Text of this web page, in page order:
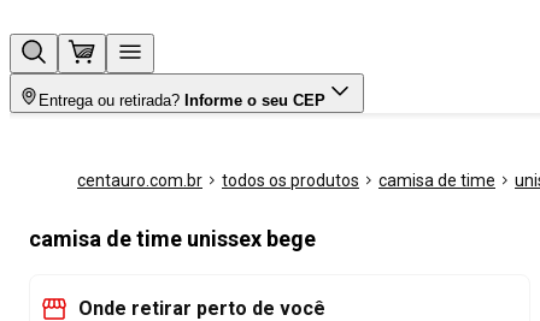
Entrega ou retirada? Informe o seu CEP
centauro.com.br todos os produtos camisa de time
camisa de time unissex bege
Onde retirar perto de você